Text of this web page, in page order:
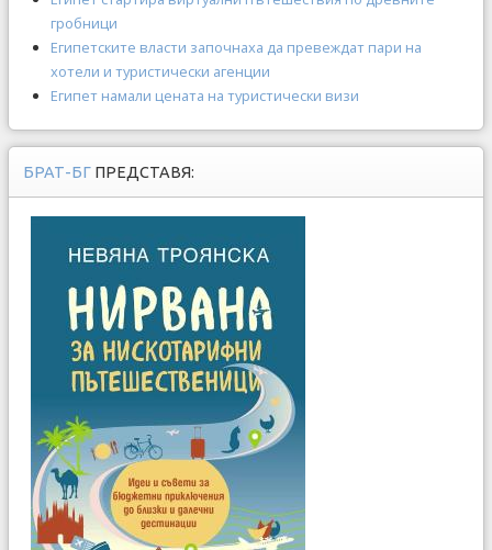
гробници
Египетските власти започнаха да превеждат пари на
хотели и туристически агенции
Египет намали цената на туристически визи
БРАТ-БГ ПРЕДСТАВЯ: